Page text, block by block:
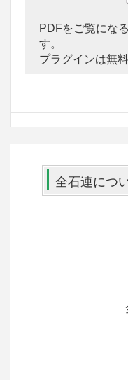
PDFをご覧にな
す。
プラグインは無
全石連につ